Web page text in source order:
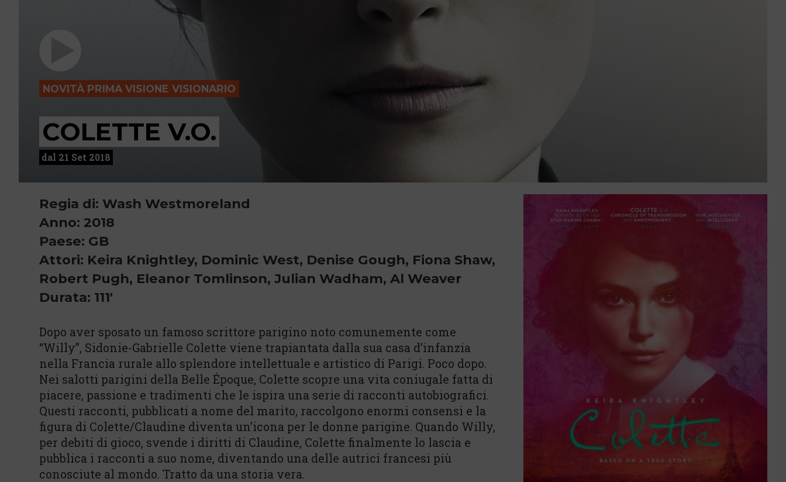
NOVITÀ PRIMA VISIONE VISIONARIO
COLETTE V.O.
dal 21 Set 2018
Regia di: Wash Westmoreland
Anno: 2018
Paese: GB
Attori: Keira Knightley, Dominic West, Denise Gough, Fiona Shaw,
Robert Pugh, Eleanor Tomlinson, Julian Wadham, Al Weaver
Durata: 111'
Dopo aver sposato un famoso scrittore parigino noto comunemente come
“Willy”, Sidonie-Gabrielle Colette viene trapiantata dalla sua casa d’infanzia
nella Francia rurale allo splendore intellettuale e artistico di Parigi. Poco dopo.
Nei salotti parigini della Belle Époque, Colette scopre una vita coniugale fatta di
piacere, passione e tradimenti che le ispira una serie di racconti autobiografici.
Questi racconti, pubblicati a nome del marito, raccolgono enormi consensi e la
figura di Colette/Claudine diventa un’icona per le donne parigine. Quando Willy,
per debiti di gioco, svende i diritti di Claudine, Colette finalmente lo lascia e
pubblica i racconti a suo nome, diventando una delle autrici francesi più
conosciute al mondo. Tratto da una storia vera.